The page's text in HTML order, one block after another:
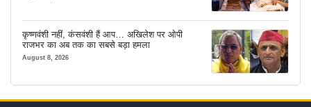
कृष्णवंशी नहीं, कंसवंशी हैं आप… अखिलेश पर ओपी
राजभर का अब तक का सबसे बड़ा हमला
August 8, 2026